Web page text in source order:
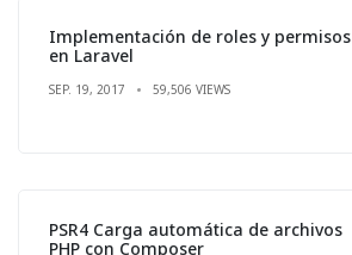
Implementación de roles y permisos
en Laravel
SEP. 19, 2017 59,506 VIEWS
PSR4 Carga automática de archivos
PHP con Composer